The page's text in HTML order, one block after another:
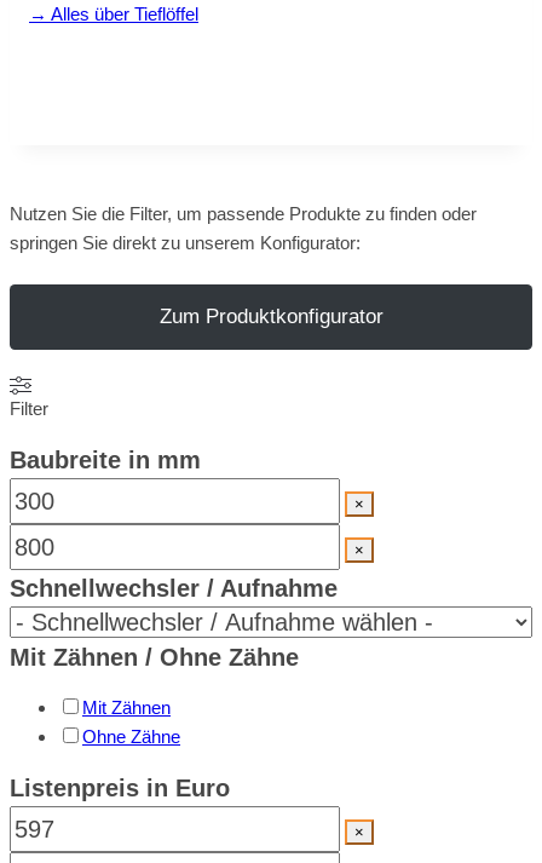
→ Al­les über Tief­löf­fel
Nutzen Sie die Filter, um passende Produkte zu finden oder
springen Sie direkt zu unserem Konfigurator:
Zum Produktkonfigurator
Filter
Baubreite in mm
×
×
Schnellwechsler / Aufnahme
Mit Zähnen / Ohne Zähne
Mit Zähnen
Ohne Zähne
Listenpreis in Euro
×